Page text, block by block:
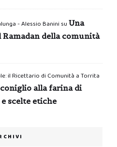
- Alessio Banini su Una
Ramadan della comunità
il Ricettario di Comunità a Torrita
alla farina di
scelte etiche